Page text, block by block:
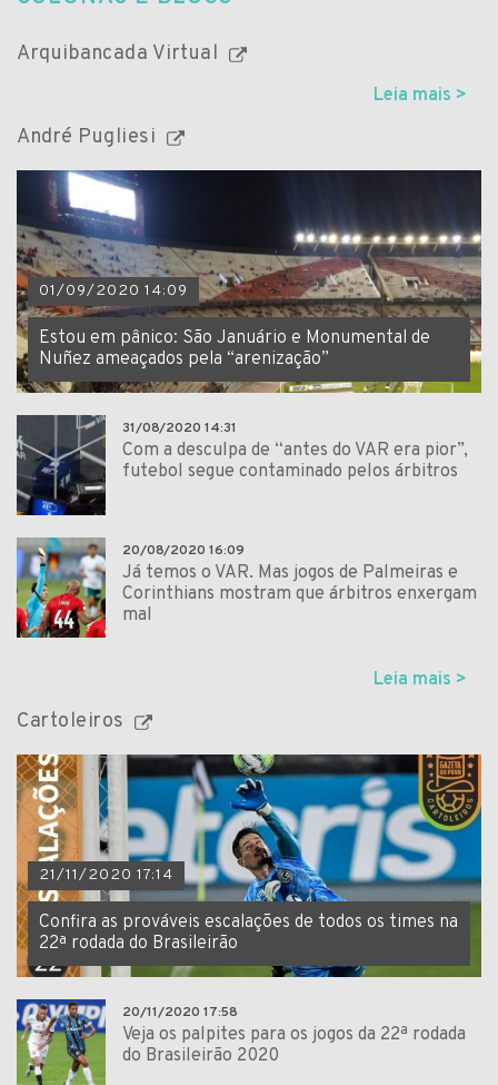
Arquibancada Virtual
Leia mais >
André Pugliesi
01/09/2020 14:09
Estou em pânico: São Januário e Monumental de
Nuñez ameaçados pela “arenização”
31/08/2020 14:31
Com a desculpa de “antes do VAR era pior”,
futebol segue contaminado pelos árbitros
20/08/2020 16:09
Já temos o VAR. Mas jogos de Palmeiras e
Corinthians mostram que árbitros enxergam
mal
Leia mais >
Cartoleiros
21/11/2020 17:14
Confira as prováveis escalações de todos os times na
22ª rodada do Brasileirão
20/11/2020 17:58
Veja os palpites para os jogos da 22ª rodada
do Brasileirão 2020